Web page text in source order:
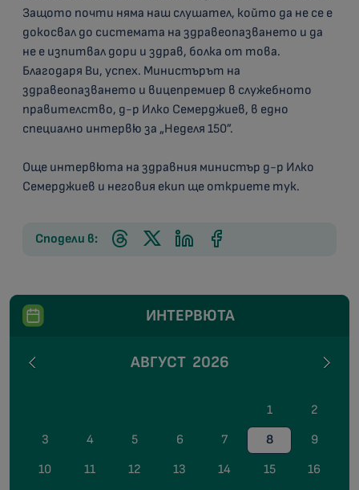
Защото почти няма наш слушател, който да не се е
докосвал до системата на здравеопазването и да
не е изпитвал дори и здрав, болка от това.
Благодаря Ви, успех. Министърът на
здравеопазването и вицепремиер в служебното
правителство, д-р Илко Семерджиев, в едно
специално интервю за „Неделя 150”.
Още интервюта на здравния министър д-р Илко
Семерджиев и неговия екип ще откриете тук.
Сподели в:
ИНТЕРВЮТА
АВГУСТ 2026
1
2
3
4 5 6 7 8
9
10
11 12 13 14 15
16